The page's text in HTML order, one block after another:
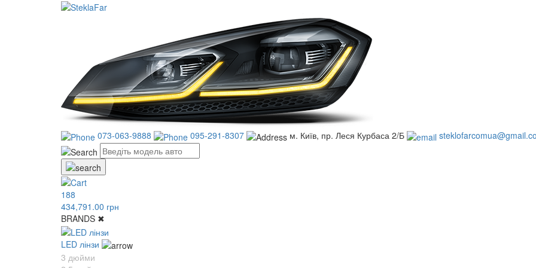
073-063-9888 095-291-8307 м. Київ, пр. Леся Курбаса 2/Б
188
434,791.00 грн
BRANDS ✖
LED лінзи
3 дюйми